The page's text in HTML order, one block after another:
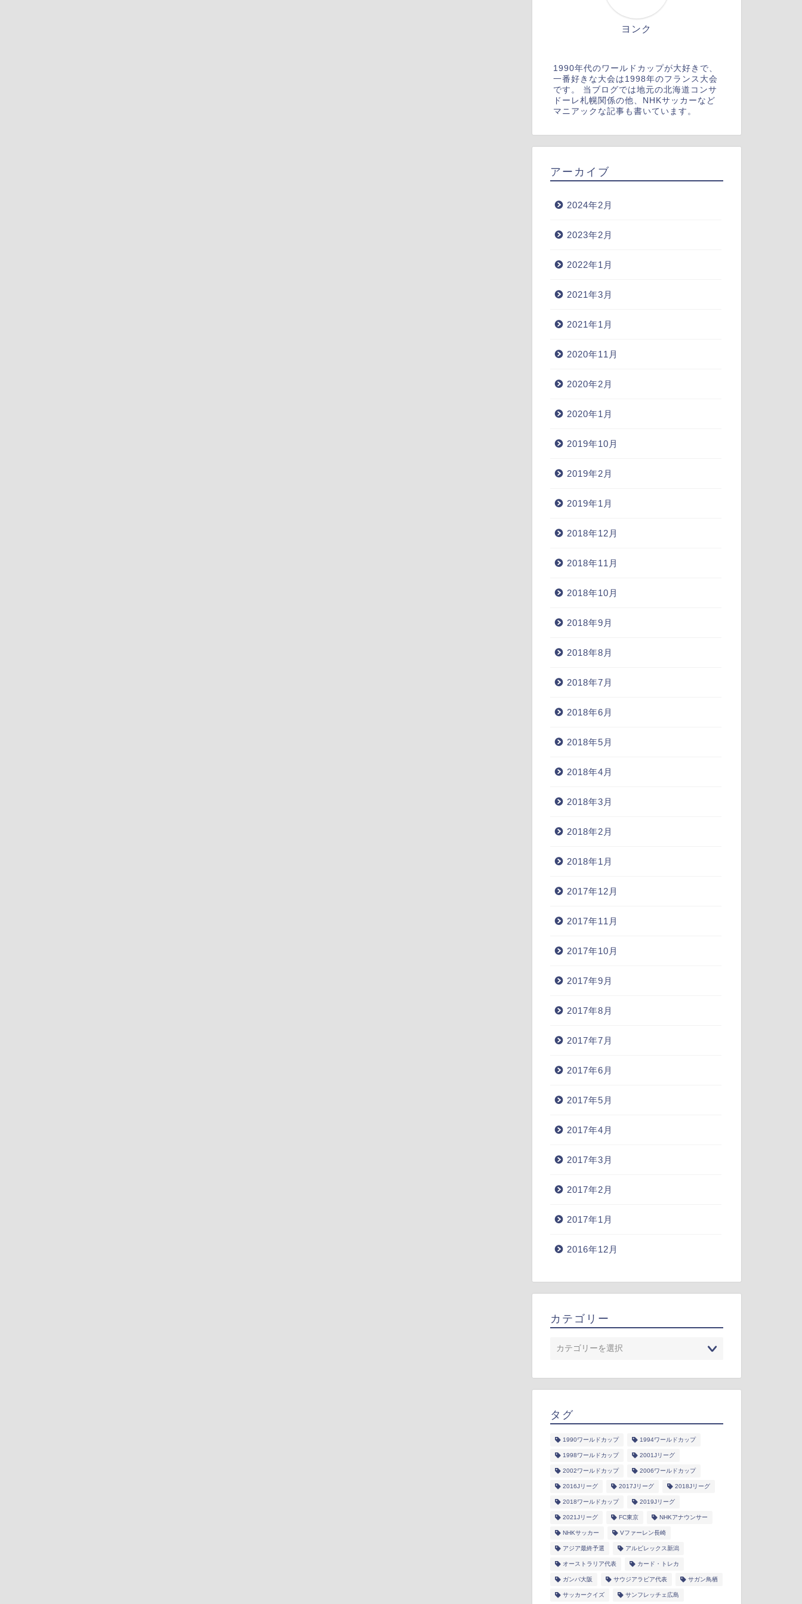
ヨンク
1990年代のワールドカップが大好きで、
一番好きな大会は1998年のフランス大会
です。 当ブログでは地元の北海道コンサ
ドーレ札幌関係の他、NHKサッカーなど
マニアックな記事も書いています。
アーカイブ
2024年2月
2023年2月
2022年1月
2021年3月
2021年1月
2020年11月
2020年2月
2020年1月
2019年10月
2019年2月
2019年1月
2018年12月
2018年11月
2018年10月
2018年9月
2018年8月
2018年7月
2018年6月
2018年5月
2018年4月
2018年3月
2018年2月
2018年1月
2017年12月
2017年11月
2017年10月
2017年9月
2017年8月
2017年7月
2017年6月
2017年5月
2017年4月
2017年3月
2017年2月
2017年1月
2016年12月
カテゴリー
タグ
1990ワールドカップ 1994ワールドカップ
1998ワールドカップ 2001Jリーグ
2002ワールドカップ 2006ワールドカップ
2016Jリーグ 2017Jリーグ 2018Jリーグ
2018ワールドカップ 2019Jリーグ
2021Jリーグ FC東京 NHKアナウンサー
NHKサッカー Vファーレン長崎
アジア最終予選 アルビレックス新潟
オーストラリア代表 カード・トレカ
ガンバ大阪 サウジアラビア代表 サガン鳥栖
サッカークイズ サンフレッチェ広島